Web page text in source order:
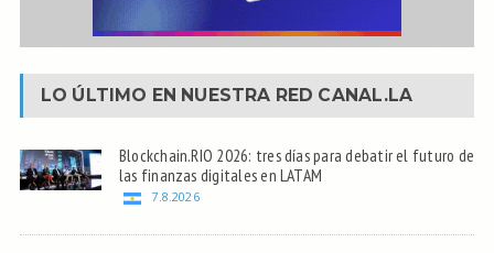
LO ÚLTIMO EN NUESTRA RED CANAL.LA
Blockchain.RIO 2026: tres días para debatir el futuro de
las finanzas digitales en LATAM
7.8.2026